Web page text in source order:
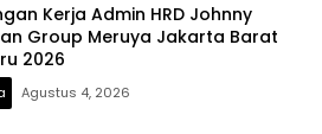
Kerja Admin HRD Johnny
Group Meruya Jakarta Barat
2026
Agustus 4, 2026